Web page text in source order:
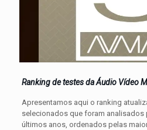
Ranking de testes da Áudio Vídeo
Apresentamos aqui o ranking
selecionados que foram
últimos anos, ordenados pelas